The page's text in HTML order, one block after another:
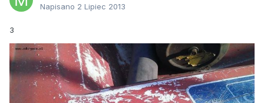
Napisano 2 Lipiec 2013
3